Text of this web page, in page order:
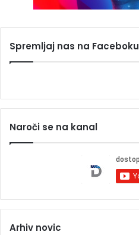
Spremljaj nas na Faceboku
Naroči se na kanal
Arhiv novic